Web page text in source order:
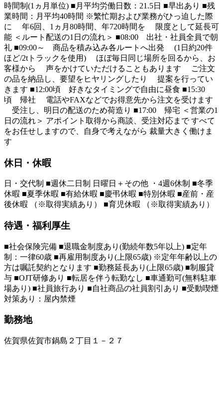
時間制(1ヵ月単位) ■月平均労働日数：21.5日 ■早出あり ■残
業時間：月平均40時間 ※繁忙期および業務がひっ迫した際
に 年6回、1ヵ月80時間、年720時間を 限度として延長可
能 ＜ルート配送の1日の流れ＞ ■08:00 出社・社員全員で朝
礼 ■09:00～ 商品を積み込み各ルートへ出発 (1日約20件
ほど/2tトラックを使用) ほぼ毎日同じ場所を回るから、お
客様から 声をかけていただけることもあります ご注文
の品を納品し、要望をヒヤリングしたり 提案を行ってい
きます ■12:00頃 好きなタイミングで自由に昼食 ■15:30
頃 帰社 電話やFAXなどでお得意先から注文を受けます
受注し、明日の配送のため荷造り ■17:00 帰宅 ＜営業の1
日の流れ＞ アポイント取得から商談、受注対応まで すべて
をお任せしますので、自身で考えながら 裁量大きく働けま
す
休日・休暇
日・交代制 ■週休二日制 日曜日＋その他 ・4週6休制 ■冬季
休暇 ■夏季休暇 ■有給休暇 ■慶弔休暇 ■特別休暇 ■産前・産
後休暇 （※取得実績あり） ■育児休暇 （※取得実績あり）
待遇・福利厚生
■社会保険完備 ■退職金制度あり(勤続年数5年以上) ■定年
制：一律60歳 ■再雇用制度あり(上限65歳) ※定年年齢以上の
方は嘱託契約となります ■勤務延長あり(上限65歳) ■制服貸
与 ■OJT研修あり ■転居を伴う転勤なし ■車通勤可(無料駐車
場あり) ■社員旅行あり ■自社商品の社員割引あり ■受動喫煙
対策あり：屋内禁煙
勤務地
佐賀県佐賀市鍋島２丁目１－２７